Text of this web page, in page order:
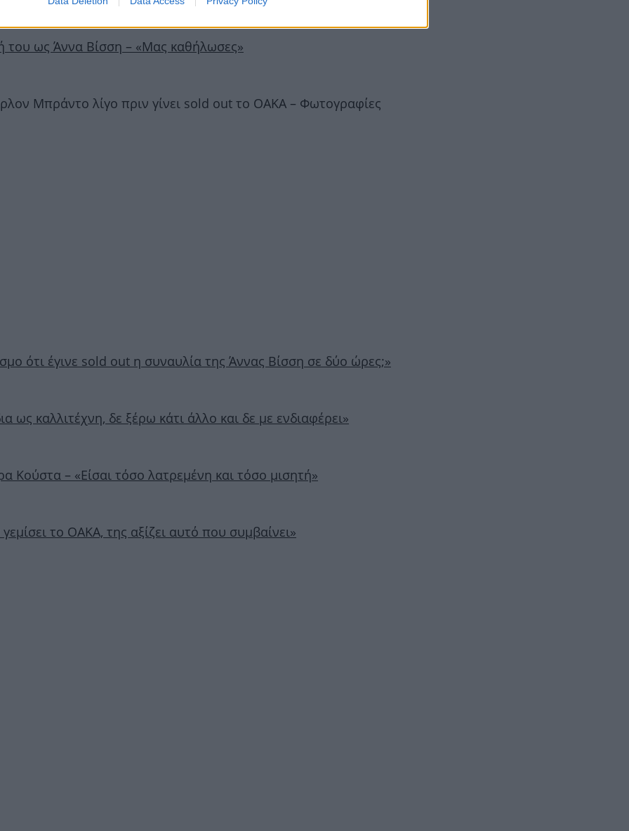
του ως Άννα Βίσση – «Μας καθήλωσες»
Μπράντο λίγο πριν γίνει sold out το ΟΑΚΑ – Φωτογραφίες
ότι έγινε sold out η συναυλία της Άννας Βίσση σε δύο ώρες;»
ως καλλιτέχνη, δε ξέρω κάτι άλλο και δε με ενδιαφέρει»
– «Είσαι τόσο λατρεμένη και τόσο μισητή»
το ΟΑΚΑ, της αξίζει αυτό που συμβαίνει»